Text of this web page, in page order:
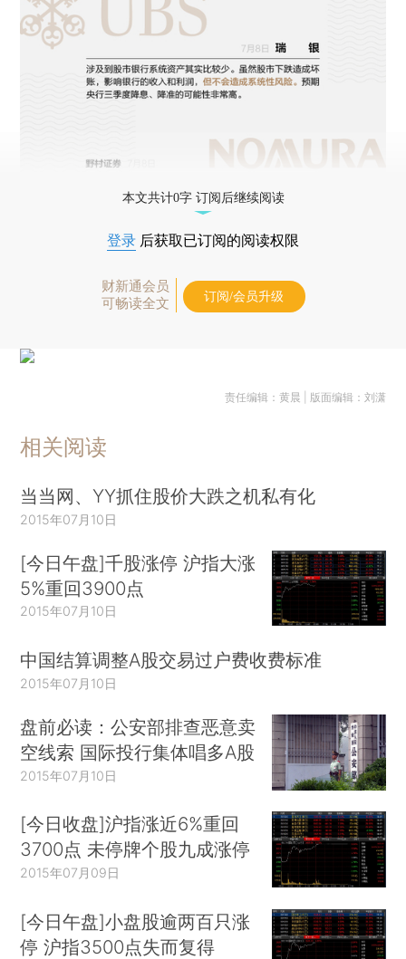
本文共计0字 订阅后继续阅读
登录 后获取已订阅的阅读权限
财新通会员
可畅读全文
订阅/会员升级
责任编辑：黄晨 | 版面编辑：刘潇
相关阅读
当当网、YY抓住股价大跌之机私有化
2015年07月10日
[今日午盘]千股涨停 沪指大涨
5%重回3900点
2015年07月10日
中国结算调整A股交易过户费收费标准
2015年07月10日
盘前必读：公安部排查恶意卖
空线索 国际投行集体唱多A股
2015年07月10日
[今日收盘]沪指涨近6%重回
3700点 未停牌个股九成涨停
2015年07月09日
[今日午盘]小盘股逾两百只涨
停 沪指3500点失而复得